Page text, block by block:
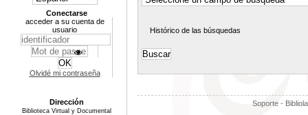
Histórico de las búsquedas
Soporte -
Conectarse
acceder a su cuenta de
usuario
Olvidé mi contraseña
Dirección
Biblioteca Virtual y Documental